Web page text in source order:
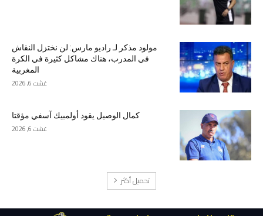
مولود مذكر لـ راديو مارس: لن نختزل النقاش
في المدرب، هناك مشاكل كثيرة في الكرة
المغربية
غشت 6, 2026
كمال الوصيل يقود أولمبيك آسفي مؤقتا
غشت 6, 2026
تحميل أكثر